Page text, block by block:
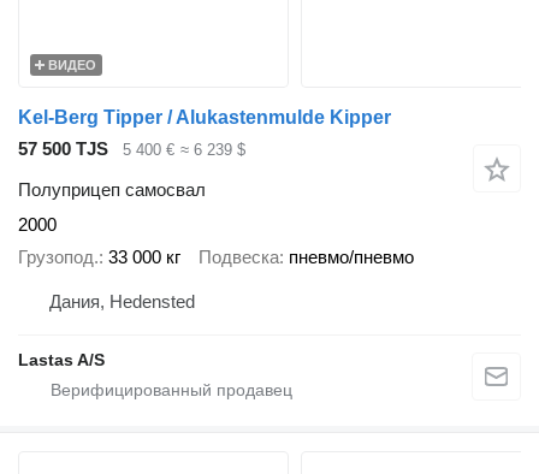
ВИДЕО
Kel-Berg Tipper / Alukastenmulde Kipper
57 500 TJS
5 400 € ≈ 6 239 $
Полуприцеп самосвал
2000
Грузопод. 33 000 кг Подвеска пневмо/пневмо
Дания, Hedensted
Lastas A/S